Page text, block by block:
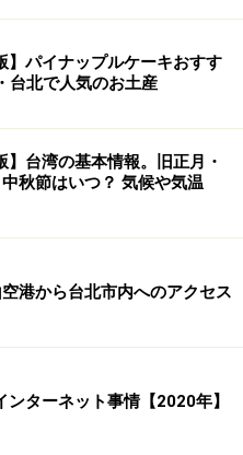
】パイナップルケーキおすす
台北で人気のお土産
】台湾の基本情報。旧正月・
秋節はいつ？ 気候や気温
港から台北市内へのアクセス
ンターネット事情【2020年】